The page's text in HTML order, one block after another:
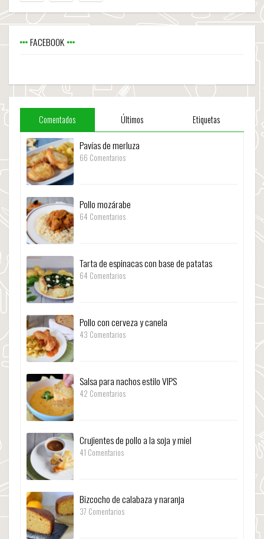
FACEBOOK
Comentados Últimos Etiquetas
Pavías de merluza
66 Comentarios
Pollo mozárabe
64 Comentarios
Tarta de espinacas con base de patatas
64 Comentarios
Pollo con cerveza y canela
43 Comentarios
Salsa para nachos estilo VIPS
42 Comentarios
Crujientes de pollo a la soja y miel
41 Comentarios
Bizcocho de calabaza y naranja
37 Comentarios